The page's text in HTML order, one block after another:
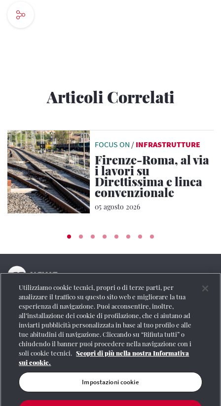
Articoli Correlati
FOCUS ON / INFRASTRUTTURE
Firenze-Roma, al via
i lavori su
Direttissima e linea
convenzionale
05 agosto 2026
La testata online del Gruppo FS Italiane
Social
Se vuoi contattarci o avere altre informazioni
CONTATTI
Utilizziamo cookie tecnici, propri o di terze parti, per
analizzare il traffico su questo sito web e migliorare la tua
esperienza di navigazione. Puoi acconsentire, inoltre,
all’installazione dei cookie di profilazione, che ci aiutano ad
inviarti pubblicità personalizzata in base al tuo profilo e alle
tue abitudini di navigazione. Cliccando su “Rifiuta tutti” o
chiudendo il banner puoi procedere nella navigazione con i
soli cookie tecnici. Scopri di più nella nostra Informativa
sui cookie.
Impostazioni cookie